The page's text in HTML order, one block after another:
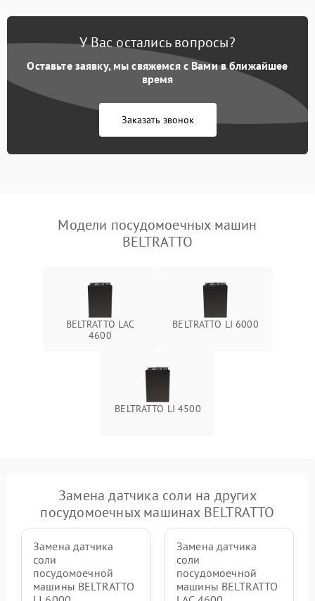
Проблемы с набором
Не работает сушилка 2100 ₽ Подробнее →
Сбои в работе таймера 1700 ₽
У Вас остались вопросы?
Оставьте заявку, мы свяжемся с Вами в ближайшее
время
Заказать звонок
Модели посудомоечных машин
BELTRATTO
BELTRATTO LAC
4600
BELTRATTO LI 6000
BELTRATTO LI 4500
Замена датчика соли на других
посудомоечных машинах BELTRATTO
Замена датчика
соли
посудомоечной
машины BELTRATTO
Замена датчика
соли
посудомоечной
машины BELTRATTO